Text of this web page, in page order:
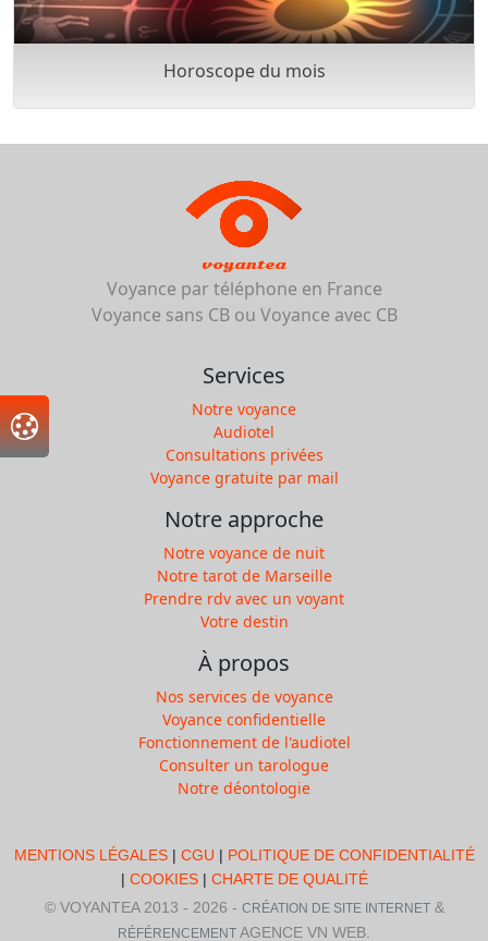
Horoscope du mois
voyantea
Voyance par téléphone en France
Voyance sans CB ou Voyance avec CB
Services
Notre voyance
Audiotel
Consultations privées
Voyance gratuite par mail
Notre approche
Notre voyance de nuit
Notre tarot de Marseille
Prendre rdv avec un voyant
Votre destin
À propos
Nos services de voyance
Voyance confidentielle
Fonctionnement de l'audiotel
Consulter un tarologue
Notre déontologie
MENTIONS LÉGALES | CGU | POLITIQUE DE CONFIDENTIALITÉ
| COOKIES| CHARTE DE QUALITÉ
© VOYANTEA 2013 - 2026 - CRÉATION DE SITE INTERNET&
RÉFÉRENCEMENT AGENCE VN WEB.